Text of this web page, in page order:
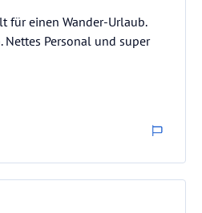
für einen Wander-Urlaub.
Nettes Personal und super